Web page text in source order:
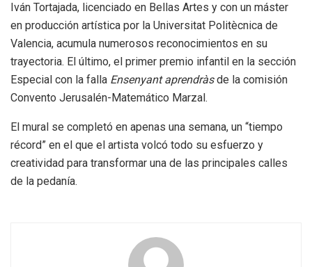
Iván Tortajada, licenciado en Bellas Artes y con un máster
en producción artística por la Universitat Politècnica de
Valencia, acumula numerosos reconocimientos en su
trayectoria. El último, el primer premio infantil en la sección
Especial con la falla Ensenyant aprendràsde la comisión
Convento Jerusalén-Matemático Marzal.
El mural se completó en apenas una semana, un “tiempo
récord” en el que el artista volcó todo su esfuerzo y
creatividad para transformar una de las principales calles
de la pedanía.